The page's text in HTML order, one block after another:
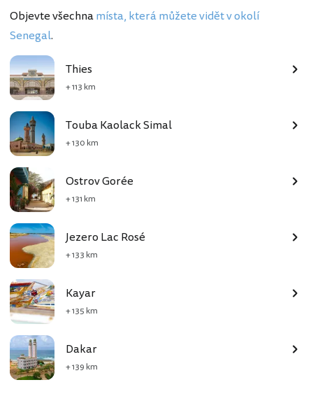
Objevte všechnamísta, která můžete vidět v okolí
Senegal.
Thies
+ 113 km
Touba Kaolack Simal
+ 130 km
Ostrov Gorée
+ 131 km
Jezero Lac Rosé
+ 133 km
Kayar
+ 135 km
Dakar
+ 139 km